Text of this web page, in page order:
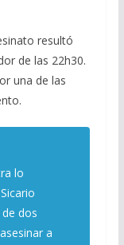
resultó
de las 22h30.
una de las
lo
dos
a